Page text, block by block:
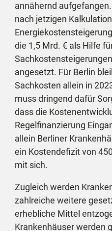
annähernd
nach jetzigen
die 1,5 Mrd. € als Hilfe
angesetzt. Für Berlin
Sachkosten allein in
muss dringend dafür
dass die
Regelfinanzierung
allein Berliner
ein Kostendefizit von
mit sich.
Zugleich werden
zahlreiche weitere
erhebliche Mittel
Krankenhäuser werden